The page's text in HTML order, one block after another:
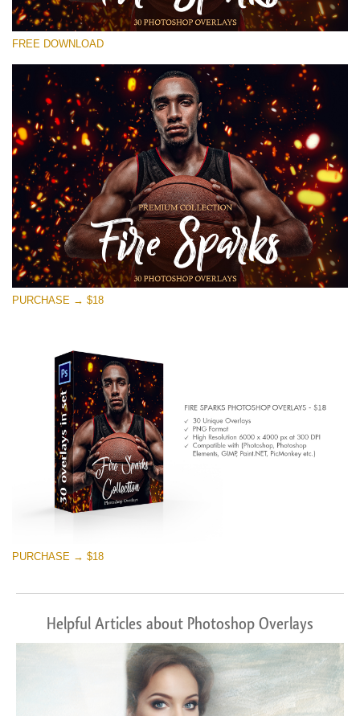
Prosím vyberte
Small 800*533px
Fire Sparks
(30 Overlays)
Large 6000*4000px
Sunlight Collection
(290 Overlays)
Large 6000*4000px
Entire Collection
Stažení zdarma
FREE DOWNLOAD
PURCHASE → $18
PURCHASE → $18
Helpful Articles about Photoshop Overlays